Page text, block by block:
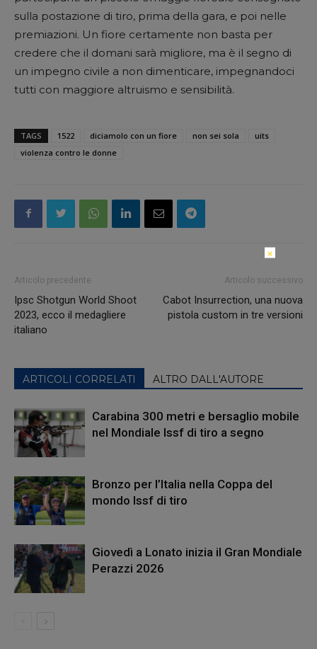
sulla postazione di tiro, prima della gara, e poi nelle
premiazioni. Un fiore certamente non basta per
credere che il domani sarà migliore, ma è il segno di
un impegno civile a non dimenticare, impegnandoci
tutti con maggiore altruismo e sensibilità.
TAGS 1522 diciamolo con un fiore non sei sola
uits
violenza contro le donne
Articolo precedente
Ipsc Shotgun World Shoot
2023, ecco il medagliere
italiano
Articolo successivo
Cabot Insurrection, una nuova
pistola custom in tre versioni
ARTICOLI CORRELATI ALTRO DALL'AUTORE
Carabina 300 metri e bersaglio mobile
nel Mondiale Issf di tiro a segno
Bronzo per l’Italia nella Coppa del
mondo Issf di tiro
Giovedì a Lonato inizia il Gran Mondiale
Perazzi 2026
×